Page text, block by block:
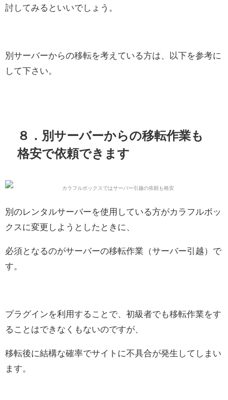
討してみるといいでしょう。
別サーバーからの移転を考えている方は、以下を参考に
して下さい。
８．別サーバーからの移転作業も
格安で依頼できます
別のレンタルサーバーを使用している方がカラフルボッ
クスに変更しようとしたときに、
必須となるのがサーバーの移転作業（サーバー引越）で
す。
プラグインを利用することで、初級者でも移転作業をす
ることはできなくもないのですが、
移転後に結構な確率でサイトに不具合が発生してしまい
ます。